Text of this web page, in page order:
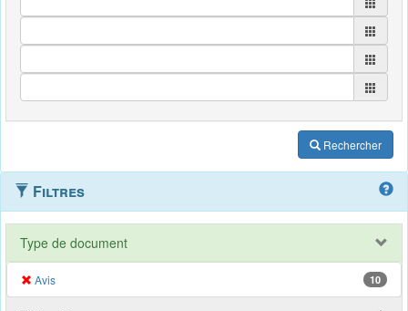
Rechercher
Filtres
Type de document
Avis 10